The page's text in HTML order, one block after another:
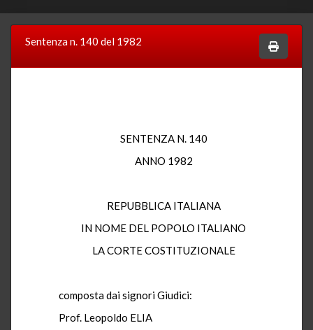
Sentenza n. 140 del 1982
SENTENZA N. 140
ANNO 1982
REPUBBLICA ITALIANA
IN NOME DEL POPOLO ITALIANO
LA CORTE COSTITUZIONALE
composta dai signori Giudici:
Prof. Leopoldo ELIA